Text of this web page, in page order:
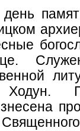
Ходун.